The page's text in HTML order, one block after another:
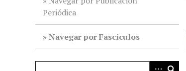
Periódica
Navegar por Fascículos